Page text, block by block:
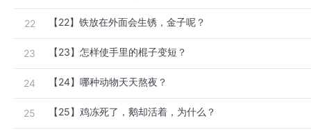
22 【22】铁放在外面会生锈，金子呢？
23 【23】怎样使手里的棍子变短？
24 【24】哪种动物天天熬夜？
25 【25】鸡冻死了，鹅却活着，为什么？